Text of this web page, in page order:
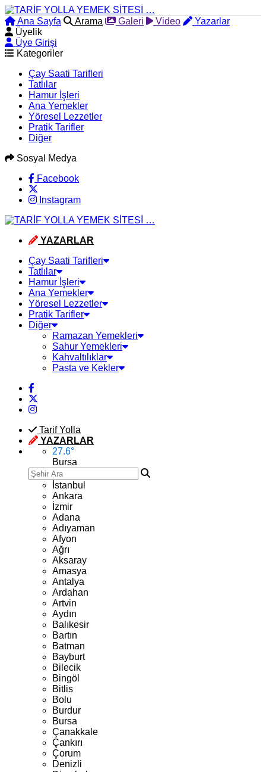
Ana Sayfa Arama Galeri Video
Yazarlar
Üyelik
Üye Girişi
Kategoriler
Çay Saati Tarifleri
Tatlılar
Hamur İşleri
Ana Yemekler
Yöresel Lezzetler
Pratik Tarifler
Diğer
Sosyal Medya
Facebook
Instagram
YAZARLAR
Çay Saati Tarifleri
Tatlılar
Hamur İşleri
Ana Yemekler
Yöresel Lezzetler
Pratik Tarifler
Diğer
Ramazan Yemekleri
Sahur Yemekleri
Kahvaltılıklar
Pasta ve Kekler
Tarif Yolla
YAZARLAR
27.6°
Bursa
İstanbul
Ankara
İzmir
Adana
Adıyaman
Afyon
Ağrı
Aksaray
Amasya
Antalya
Ardahan
Artvin
Aydın
Balıkesir
Bartın
Batman
Bayburt
Bilecik
Bingöl
Bitlis
Bolu
Burdur
Bursa
Çanakkale
Çankırı
Çorum
Denizli